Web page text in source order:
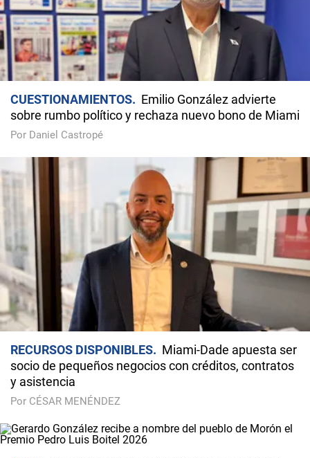
CUESTIONAMIENTOS
Emilio González advierte
sobre rumbo político y rechaza nuevo bono de Miami
Por Daniel Castropé
RECURSOS DISPONIBLES
Miami-Dade apuesta ser
socio de pequeños negocios con créditos, contratos
y asistencia
Por CÉSAR MENÉNDEZ